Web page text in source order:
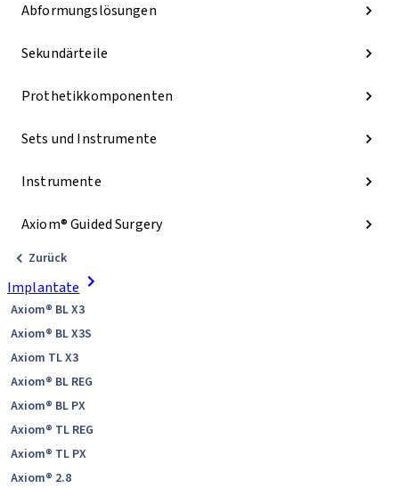
Abformungslösungen
Sekundärteile
Prothetikkomponenten
Sets und Instrumente
Instrumente
Axiom® Guided Surgery
Zurück
Implantate
Axiom® BL X3
Axiom® BL X3S
Axiom TL X3
Axiom® BL REG
Axiom® BL PX
Axiom® TL REG
Axiom® TL PX
Axiom® 2.8